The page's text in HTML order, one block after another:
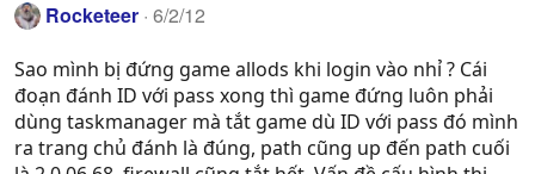
Rocketeer 6/2/12
Sao mình bị đứng game allods khi login vào nhỉ ? Cái
đoạn đánh ID với pass xong thì game đứng luôn phải
dùng taskmanager mà tắt game dù ID với pass đó mình
ra trang chủ đánh là đúng, path cũng up đến path cuối